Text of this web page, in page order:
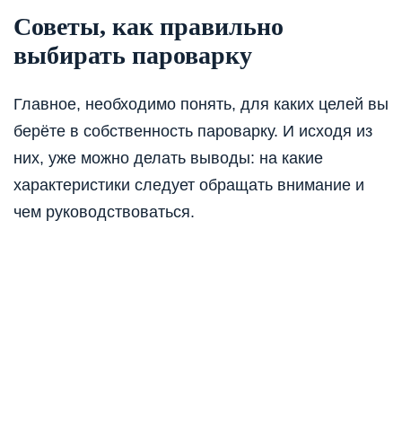
Советы, как правильно
выбирать пароварку
Главное, необходимо понять, для каких целей вы
берёте в собственность пароварку. И исходя из
них, уже можно делать выводы: на какие
характеристики следует обращать внимание и
чем руководствоваться.